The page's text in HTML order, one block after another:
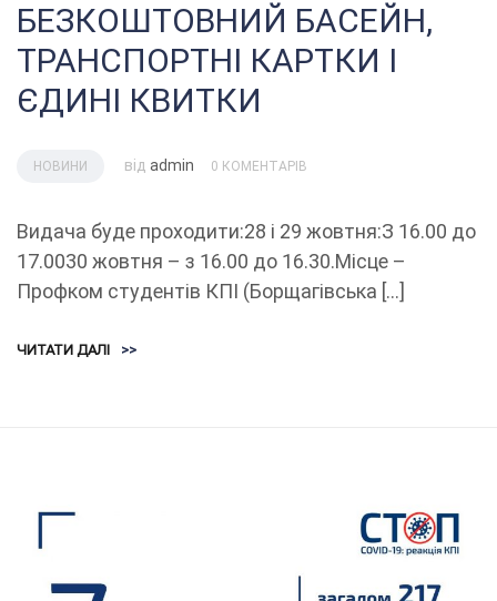
БЕЗКОШТОВНИЙ БАСЕЙН,
ТРАНСПОРТНІ КАРТКИ І
ЄДИНІ КВИТКИ
НОВИНИ від admin 0 КОМЕНТАРІВ
Видача буде проходити:28 і 29 жовтня:З 16.00 до
17.0030 жовтня – з 16.00 до 16.30.Місце –
Профком студентів КПІ (Борщагівська […]
ЧИТАТИ ДАЛІ >>